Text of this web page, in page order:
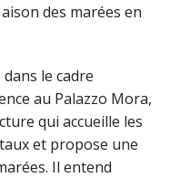
des marées en
le cadre
au Palazzo Mora,
qui accueille les
et propose une
Il entend